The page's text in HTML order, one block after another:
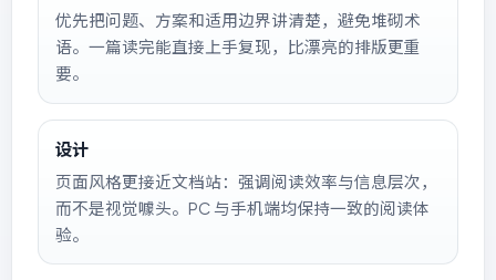
优先把问题、方案和适用边界讲清楚，避免堆砌术
语。一篇读完能直接上手复现，比漂亮的排版更重
要。
设计
页面风格更接近文档站：强调阅读效率与信息层次，
而不是视觉噱头。PC 与手机端均保持一致的阅读体
验。